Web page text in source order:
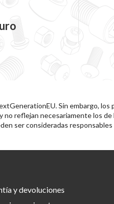
Sin embargo,
reflejan necesariamente los de
ser consideradas responsables
y devoluciones